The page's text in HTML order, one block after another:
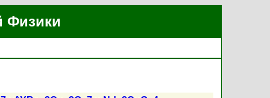
Физики